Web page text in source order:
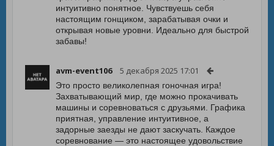
интуитивно понятное. Чувствуешь себя
настоящим гонщиком, зарабатывая очки и
открывая новые уровни. Идеально для быстрой
забавы!
avm-event106 5 декабря 2025 17:01
Это просто великолепная гоночная игра!
Захватывающий мир, где можно прокачивать
машины и соревноваться с друзьями. Графика
приятная, управление интуитивное, а
задорные заезды не дают заскучать. Каждое
соревнование — это настоящее удовольствие